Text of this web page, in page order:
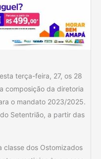
terça-feira, 27, os 28
composição da diretoria
o mandato 2023/2025.
Setentrião, a partir das
classe dos Ostomizados